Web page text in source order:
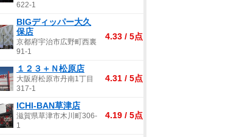
622-1
BIGディッパー大久
保店
京都府宇治市広野町西裏
91-1
4.33 / 5点
１２３＋Ｎ松原店
大阪府松原市丹南1丁目
317-1
4.31 / 5点
ICHI-BAN草津店
滋賀県草津市木川町306-
1
4.19 / 5点